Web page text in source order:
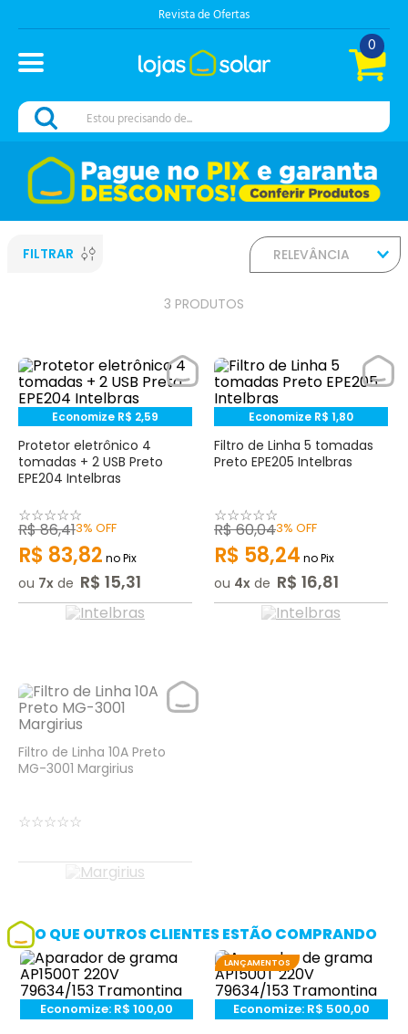
Revista de Ofertas
0
Estou precisando de...
FILTRAR RELEVÂNCIA
3 PRODUTOS
Economize R$ 2,59
Protetor eletrônico 4
tomadas + 2 USB Preto
EPE204 Intelbras
☆☆☆☆☆
R$86,413% OFF
R$ 83,82 no Pix
ou 7 de R$ 15,31
Economize R$ 1,80
Filtro de Linha 5 tomadas
Preto EPE205 Intelbras
☆☆☆☆☆
R$60,043% OFF
R$ 58,24 no Pix
ou 4 de R$ 16,81
Filtro de Linha 10A Preto
MG-3001 Margirius
☆☆☆☆☆
O QUE OUTROS CLIENTES ESTÃO COMPRANDO
Economize: R$ 100,00
LANÇAMENTOS
Economize: R$ 500,00